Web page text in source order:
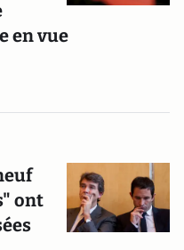
en vue
ont